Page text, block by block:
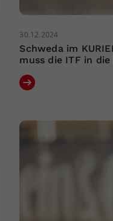
30.12.2024
Schweda im
muss die ITF in